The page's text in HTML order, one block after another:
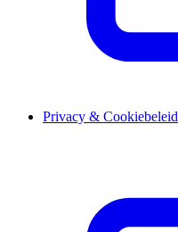
Privacy & Cookiebeleid